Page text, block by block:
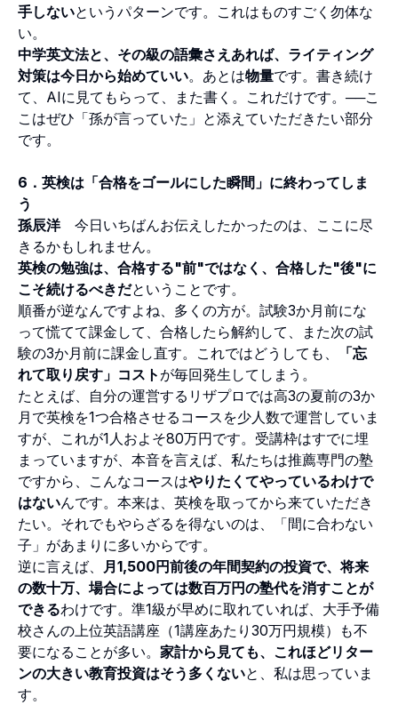
手しないというパターンです。これはものすごく勿体な
い。
中学英文法と、その級の語彙さえあれば、ライティング
対策は今日から始めていい。あとは物量です。書き続け
て、AIに見てもらって、また書く。これだけです。──こ
こはぜひ「孫が言っていた」と添えていただきたい部分
です。
6．英検は「合格をゴールにした瞬間」に終わってしま
う
孫辰洋今日いちばんお伝えしたかったのは、ここに尽
きるかもしれません。
英検の勉強は、合格する"前"ではなく、合格した"後"に
こそ続けるべきだということです。
順番が逆なんですよね、多くの方が。試験3か月前にな
って慌てて課金して、合格したら解約して、また次の試
験の3か月前に課金し直す。これではどうしても、
「忘
れて取り戻す」コスト が毎回発生してしまう。
たとえば、自分の運営するリザプロでは高3の夏前の3か
月で英検を1つ合格させるコースを少人数で運営していま
すが、これが1人およそ80万円です。受講枠はすでに埋
まっていますが、本音を言えば、私たちは推薦専門の塾
ですから、こんなコースはやりたくてやっているわけで
はないんです。本来は、英検を取ってから来ていただき
たい。それでもやらざるを得ないのは、「間に合わない
子」があまりに多いからです。
逆に言えば、
月1,500円前後の年間契約の投資で、将来
の数十万、場合によっては数百万円の塾代を消すことが
できるわけです。準1級が早めに取れていれば、大手予備
校さんの上位英語講座（1講座あたり30万円規模）も不
要になることが多い。 家計から見ても、これほどリター
ンの大きい教育投資はそう多くないと、私は思っていま
す。